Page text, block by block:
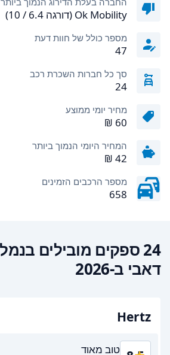
Ok Mobility (דורגה 6.4 / 10)
מספר כולל של חוות דעת
47
סך כל חברות השכרת רכב
24
מחיר יומי ממוצע
המחיר היומי הנמוך ביותר
מספר הרכבים הזמינים
658
24 ספקים מובילים
דאבי ב-2026
Hertz
טוב מאוד